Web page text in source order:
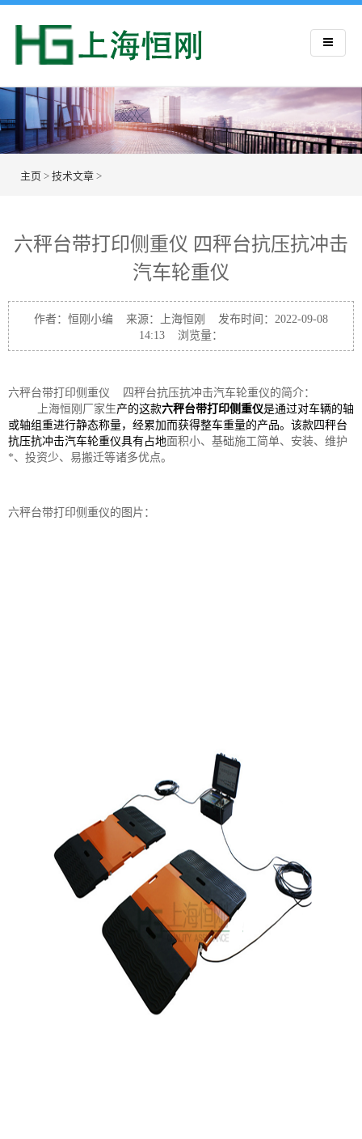
主页 > 技术文章 >
六秤台带打印侧重仪 四秤台抗压抗冲击
汽车轮重仪
作者：恒刚小编 来源：上海恒刚 发布时间：2022-09-08
14:13 浏览量：
六秤台带打印侧重仪 四秤台抗压抗冲击汽车轮重仪的简介：
上海恒刚厂家生产的这款六秤台带打印侧重仪是通过对车辆的轴
或轴组重进行静态称量，经累加而获得整车重量的产品。该款四秤台
抗压抗冲击汽车轮重仪具有占地面积小、基础施工简单、安装、维护
*、投资少、易搬迁等诸多优点。
六秤台带打印侧重仪的图片：